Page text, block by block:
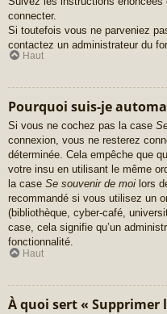
connecter.
Si toutefois vous ne parveniez
contactez un administrateur du
Haut
Pourquoi suis-je
Si vous ne cochez pas la case
connexion, vous ne resterez
déterminée. Cela empêche que
votre insu en utilisant le même
la case Se souvenir de moi lors
recommandé si vous utilisez un
(bibliothèque, cyber-café,
case, cela signifie qu’un
fonctionnalité.
Haut
À quoi sert « Supprimer